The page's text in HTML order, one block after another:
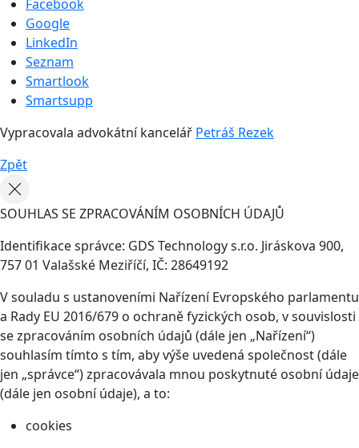
Facebook
Google
LinkedIn
Seznam
Smartlook
Smartsupp
Vypracovala advokátní kancelář Petráš Rezek
Zpět
SOUHLAS SE ZPRACOVÁNÍM OSOBNÍCH ÚDAJŮ
Identifikace správce: GDS Technology s.r.o. Jiráskova 900,
757 01 Valašské Meziříčí, IČ: 28649192
V souladu s ustanoveními Nařízení Evropského parlamentu
a Rady EU 2016/679 o ochraně fyzických osob, v souvislosti
se zpracováním osobních údajů (dále jen „Nařízení“)
souhlasím tímto s tím, aby výše uvedená společnost (dále
jen „správce“) zpracovávala mnou poskytnuté osobní údaje
(dále jen osobní údaje), a to:
cookies